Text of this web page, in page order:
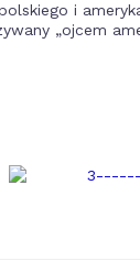
i
„ojcem